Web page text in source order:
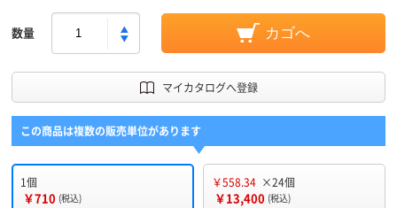
数量 カゴへ
マイカタログへ登録
この商品は複数の販売単位があります
1個
￥710 (税込)
￥558.34 ×24個
￥13,400 (税込)